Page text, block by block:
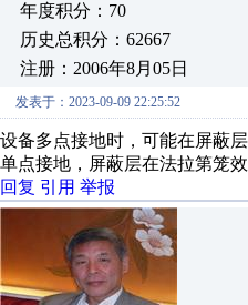
年度积分：70
历史总积分：62667
注册：2006年8月05日
发表于：2023-09-09 22:25:52
设备多点接地时，可能在屏蔽
单点接地，屏蔽层在法拉第笼
回复 引用 举报